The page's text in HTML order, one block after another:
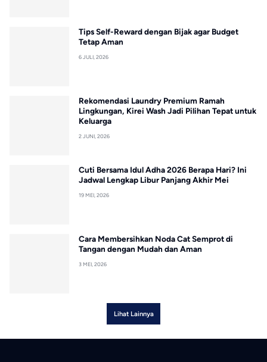
Tips Self-Reward dengan Bijak agar Budget
Tetap Aman
6 JULI, 2026
Rekomendasi Laundry Premium Ramah
Lingkungan, Kirei Wash Jadi Pilihan Tepat untuk
Keluarga
2 JUNI, 2026
Cuti Bersama Idul Adha 2026 Berapa Hari? Ini
Jadwal Lengkap Libur Panjang Akhir Mei
19 MEI, 2026
Cara Membersihkan Noda Cat Semprot di
Tangan dengan Mudah dan Aman
3 MEI, 2026
Lihat Lainnya